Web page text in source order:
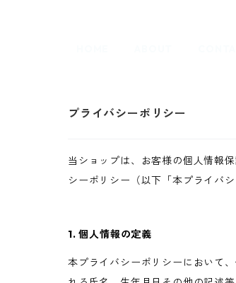
プライバシーポリシー
当ショップは、お客様の個人情報
シーポリシー（以下「本プライバ
1. 個人情報の定義
本プライバシーポリシーにおいて